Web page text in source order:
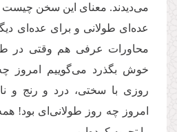
می‌دیدند. معنای این سخن چیست
عده‌ای طولانی و برای عده‌ای
محاورات عرفی هم وقتی در
خوش بگذرد می‌گوییم امروز
روزی با سختی، درد و رنج و
امروز چه روز طولانی‌ای بود!